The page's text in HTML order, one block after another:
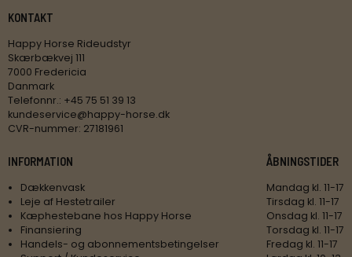
KONTAKT
Happy Horse Rideudstyr
Skærbækvej 111
7000 Fredericia
Danmark
Telefonnr.: +45 75 51 39 13
kundeservice@happy-horse.dk
CVR-nummer: 27181961
INFORMATION
Dækkenvask
Leje af Hestetrailer
Kæphestebane hos Happy Horse
Finansiering
Handels- og abonnementsbetingelser
ÅBNINGSTIDER
Mandag kl. 11-17
Tirsdag kl. 11-17
Onsdag kl. 11-17
Torsdag kl. 11-17
Fredag kl. 11-17